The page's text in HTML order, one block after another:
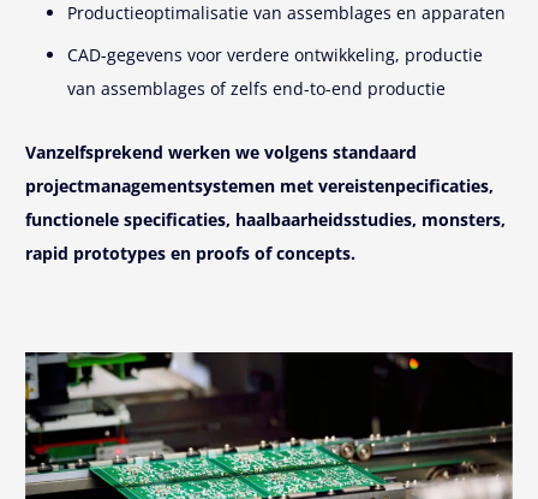
Productieoptimalisatie van assemblages en apparaten
CAD-gegevens voor verdere ontwikkeling, productie
van assemblages of zelfs end-to-end productie
Vanzelfsprekend werken we volgens standaard
projectmanagementsystemen met vereistenpecificaties,
functionele specificaties, haalbaarheidsstudies, monsters,
rapid prototypes en proofs of concepts.